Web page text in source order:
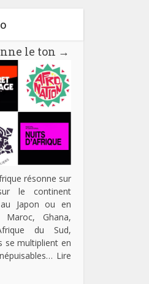
le ton →
résonne sur
le continent
Japon ou en
Ghana,
du Sud,
se multiplient en
Lire